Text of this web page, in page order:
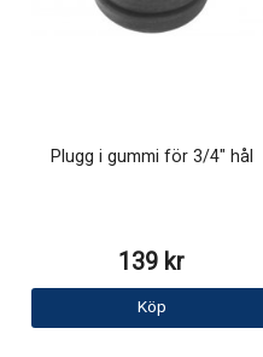
Plugg i gummi för 3/4" hål
139 kr
Köp